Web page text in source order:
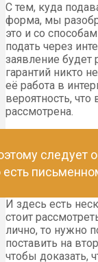
С тем, куда
форма, мы
это и со
подать через
заявление будет
гарантий никто
её работа в
вероятность,
рассмотрена.
следует
есть
И здесь есть
стоит
лично, то нужно
поставить на
чтобы доказать,